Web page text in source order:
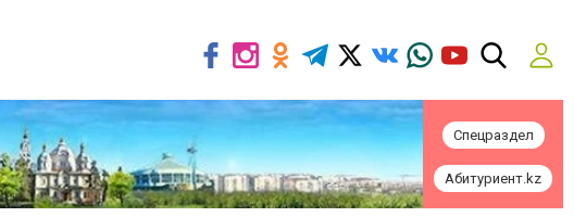
Спецраздел
Абитуриент.kz